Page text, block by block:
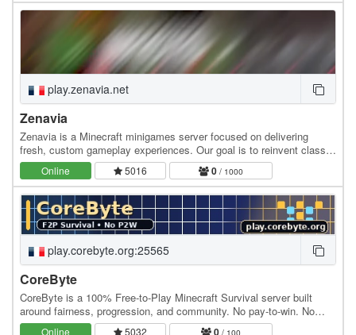
play.zenavia.net
Zenavia
Zenavia is a Minecraft minigames server focused on delivering
fresh, custom gameplay experiences. Our goal is to reinvent classic
mini-games by pushing their mechanics…
Online 5016 0 / 1000
play.corebyte.org:25565
CoreByte
CoreByte is a 100% Free-to-Play Minecraft Survival server built
around fairness, progression, and community. No pay-to-win. No
paid advantages. No shortcuts that ruin…
Online 5032 0 / 100